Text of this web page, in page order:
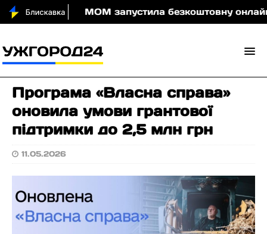
вночі МОМ запустила безкоштовну онлайн-
Програма «Власна справа»
оновила умови грантової
підтримки до 2,5 млн грн
11.05.2026